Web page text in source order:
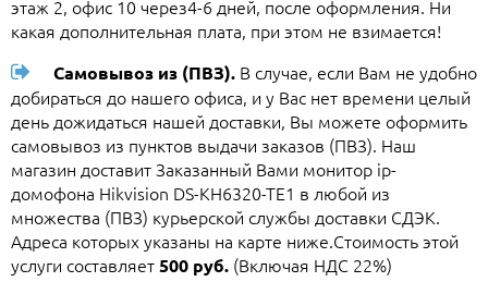
этаж 2, офис 10 через4-6 дней, после оформления. Ни
какая дополнительная плата, при этом не взимается!
Самовывоз из (ПВЗ). В случае, если Вам не удобно
добираться до нашего офиса, и у Вас нет времени целый
день дожидаться нашей доставки, Вы можете оформить
самовывоз из пунктов выдачи заказов (ПВЗ). Наш
магазин доставит Заказанный Вами монитор ip-
домофона Hikvision DS-KH6320-TE1 в любой из
множества (ПВЗ) курьерской службы доставки СДЭК.
Адреса которых указаны на карте ниже.Стоимость этой
услуги составляет500 руб. (Включая НДС 22%)